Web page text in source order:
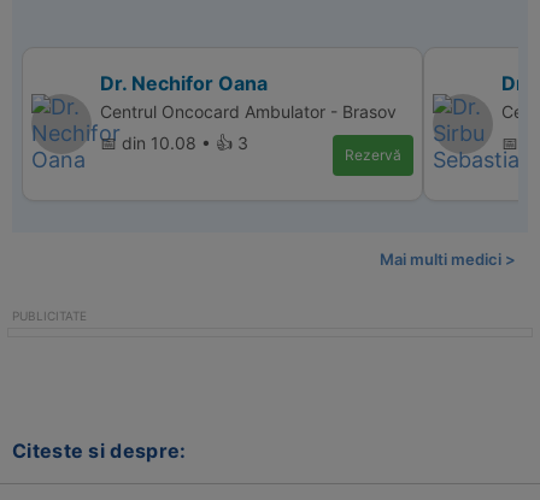
Dr. Nechifor Oana
Centrul Oncocard Ambulator - Brasov
📅 din 10.08 • 👍 3
Rezervă
Dr.
📅
Mai multi medici >
Citeste si despre: